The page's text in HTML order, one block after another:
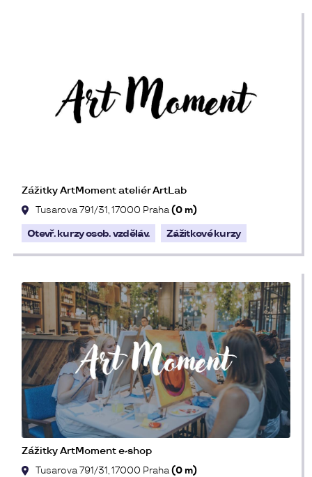
Zážitky ArtMoment ateliér ArtLab
Tusarova 791/31, 17000 Praha(0 m)
Otevř. kurzy osob. vzděláv. Zážitkové kurzy
Zážitky ArtMoment e-shop
Tusarova 791/31, 17000 Praha(0 m)